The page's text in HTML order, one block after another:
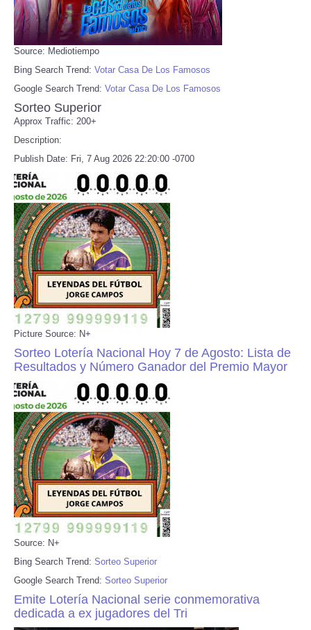
Source: Mediotiempo
Bing Search Trend: Votar Casa De Los Famosos
Google Search Trend: Votar Casa De Los Famosos
Sorteo Superior
Approx Traffic: 200+
Description:
Publish Date: Fri, 7 Aug 2026 22:20:00 -0700
Picture Source: N+
Sorteo Lotería Nacional Hoy 7 de Agosto: Lista de
Resultados y Número Ganador del Premio Mayor
Source: N+
Bing Search Trend: Sorteo Superior
Google Search Trend: Sorteo Superior
Emite Lotería Nacional serie conmemorativa
dedicada a ex jugadores del Tri